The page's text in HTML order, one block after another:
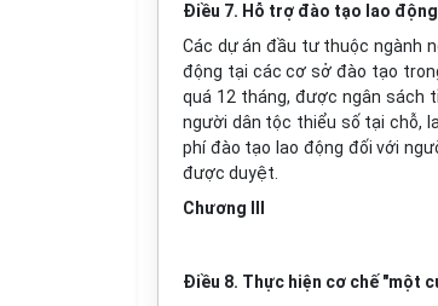
Điều 7. Hỗ trợ đào tạo lao
Các dự án đầu tư thuộc ngành
động tại các cơ sở đào tạo
quá 12 tháng, được ngân sách
người dân tộc thiểu số tại chỗ,
phí đào tạo lao động đối với
được duyệt.
Chương III
Điều 8. Thực hiện cơ chế "một